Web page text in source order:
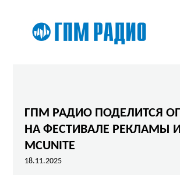
ГПМ РАДИО ПОДЕЛИТСЯ
НА ФЕСТИВАЛЕ РЕКЛАМЫ И
MCUNITE
18.11.2025